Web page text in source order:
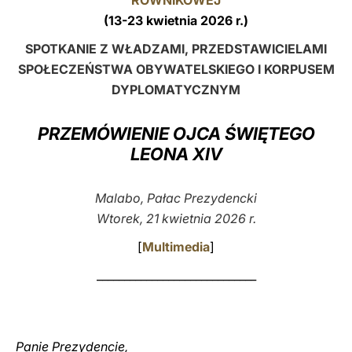
(13-23 kwietnia 2026 r.)
SPOTKANIE Z WŁADZAMI, PRZEDSTAWICIELAMI
SPOŁECZEŃSTWA OBYWATELSKIEGO I KORPUSEM
DYPLOMATYCZNYM
PRZEMÓWIENIE OJCA ŚWIĘTEGO
LEONA XIV
Malabo, Pałac Prezydencki
Wtorek, 21 kwietnia 2026 r.
[Multimedia]
Panie Prezydencie,